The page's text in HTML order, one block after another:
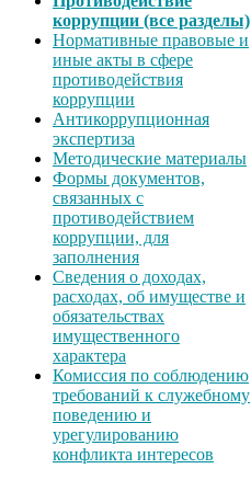
коррупции (все разделы)
Нормативные правовые и
иные акты в сфере
противодействия
коррупции
Антикоррупционная
экспертиза
Методические материалы
Формы документов,
связанных с
противодействием
коррупции, для
заполнения
Сведения о доходах,
расходах, об имуществе и
обязательствах
имущественного
характера
Комиссия по соблюдению
требований к служебному
поведению и
урегулированию
конфликта интересов